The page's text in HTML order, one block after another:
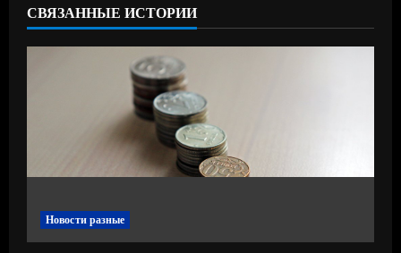
ч
и
СВЯЗАННЫЕ ИСТОРИИ
Новости разные